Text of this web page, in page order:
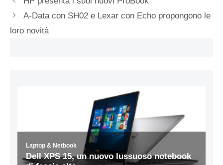
A-Data con SH02 e Lexar con Echo propongono le
loro novità